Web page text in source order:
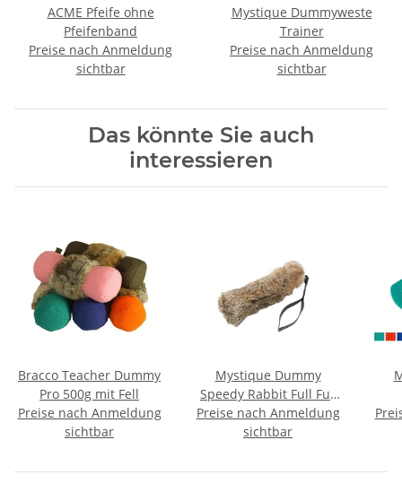
ACME Pfeife ohne
Pfeifenband
Preise nach Anmeldung
sichtbar
Mystique Dummyweste
Trainer
Preise nach Anmeldung
sichtbar
Das könnte Sie auch
interessieren
Bracco Teacher Dummy
Pro 500g mit Fell
Preise nach Anmeldung
sichtbar
Mystique Dummy
Speedy Rabbit Full Fur
mit Fell 250g
Preise nach Anmeldung
sichtbar